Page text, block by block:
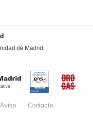
de Madrid
Certificación
conformidad
con el
Nacional de
Seguridad
del
Aviso legalContacto